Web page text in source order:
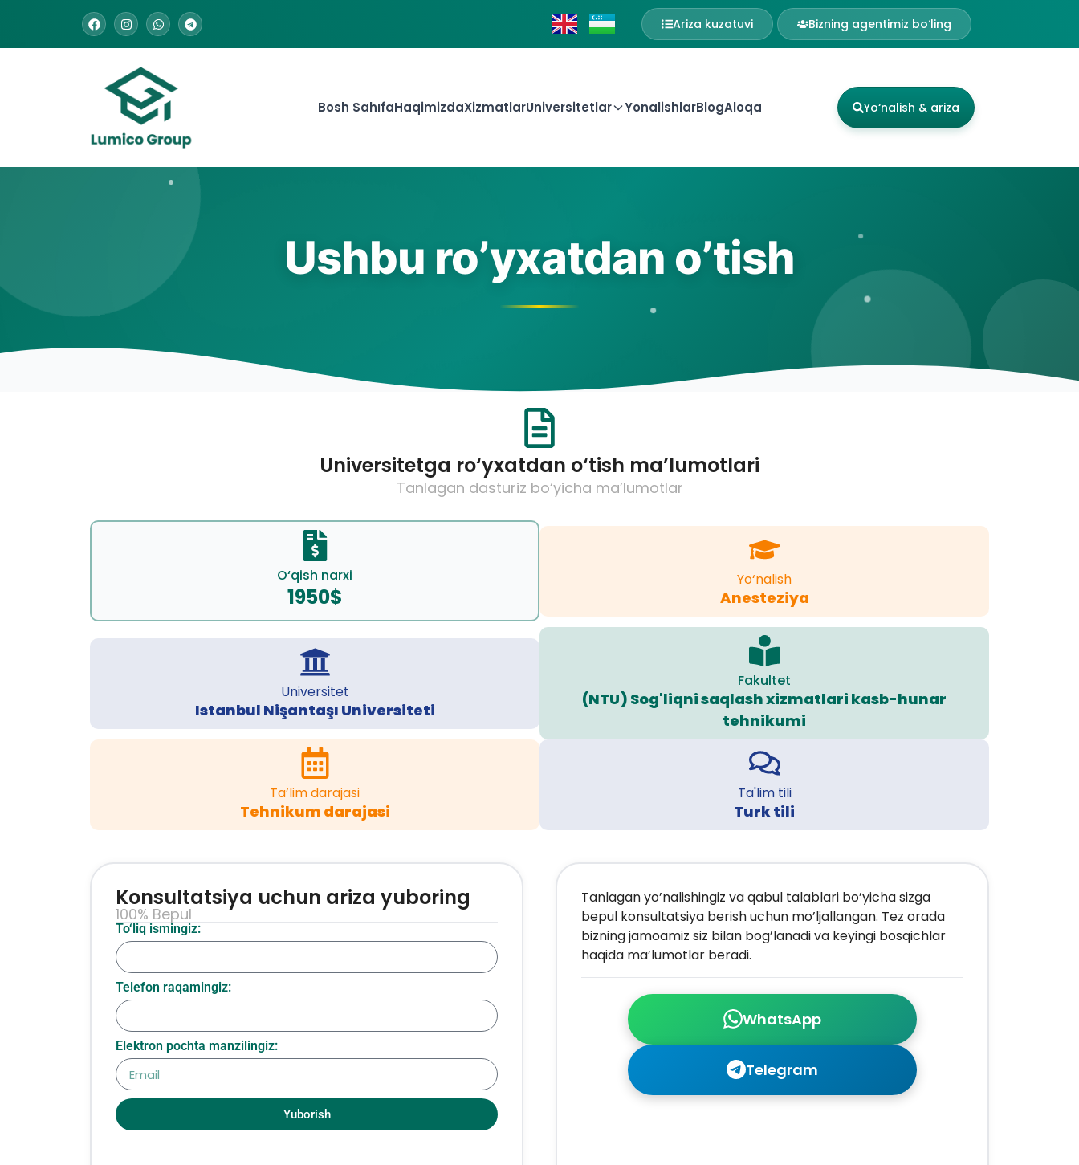
Ariza kuzatuvi Bizning agentimiz bo‘ling
Bosh SahıfaHaqimizdaXizmatlarUniversitetlar YonalishlarBlogAloqa Yo‘nalish & ariza
Ushbu ro’yxatdan o’tish
Universitetga ro‘yxatdan o‘tish ma’lumotlari
Tanlagan dasturiz bo‘yicha ma’lumotlar
O‘qish narxi
1950$
Yo‘nalish
Anesteziya
Universitet
Istanbul Nişantaşı Universiteti
Fakultet
(NTU) Sog'liqni saqlash xizmatlari kasb-hunar
tehnikumi
Ta’lim darajasi
Tehnikum darajasi
Ta'lim tili
Turk tili
WhatsApp
Telegram
Tanlagan yo’nalishingiz va qabul talablari bo’yicha sizga
bepul konsultatsiya berish uchun mo’ljallangan. Tez orada
bizning jamoamiz siz bilan bog’lanadi va keyingi bosqichlar
haqida ma’lumotlar beradi.
To‘liq ismingiz:
Telefon raqamingiz:
Elektron pochta manzilingiz:
Yuborish
Konsultatsiya uchun ariza yuboring
100% Bepul